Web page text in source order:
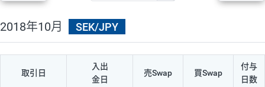
2018年10月 SEK/JPY
取引日
入出
金日
売Swap 買Swap
付与
日数